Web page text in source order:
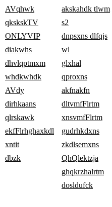
AVqhwk
qkskskTV
ONLYVIP
diakwhs
dhvlqptmxm
whdkwhdk
AVdy
dirhkaans
qlrskawk
ekfFlrhghaxkdl
xntit
dbzk
akskahdk tlwm
s2
dnpsxns dlfqjs
wl
glxhal
qproxns
akfnakfn
dltvmfFlrtm
xnsvmfFlrtm
gudrhkdxns
zkdlsemxns
QhQlektzja
ghqkrzhalrtm
dosldufck